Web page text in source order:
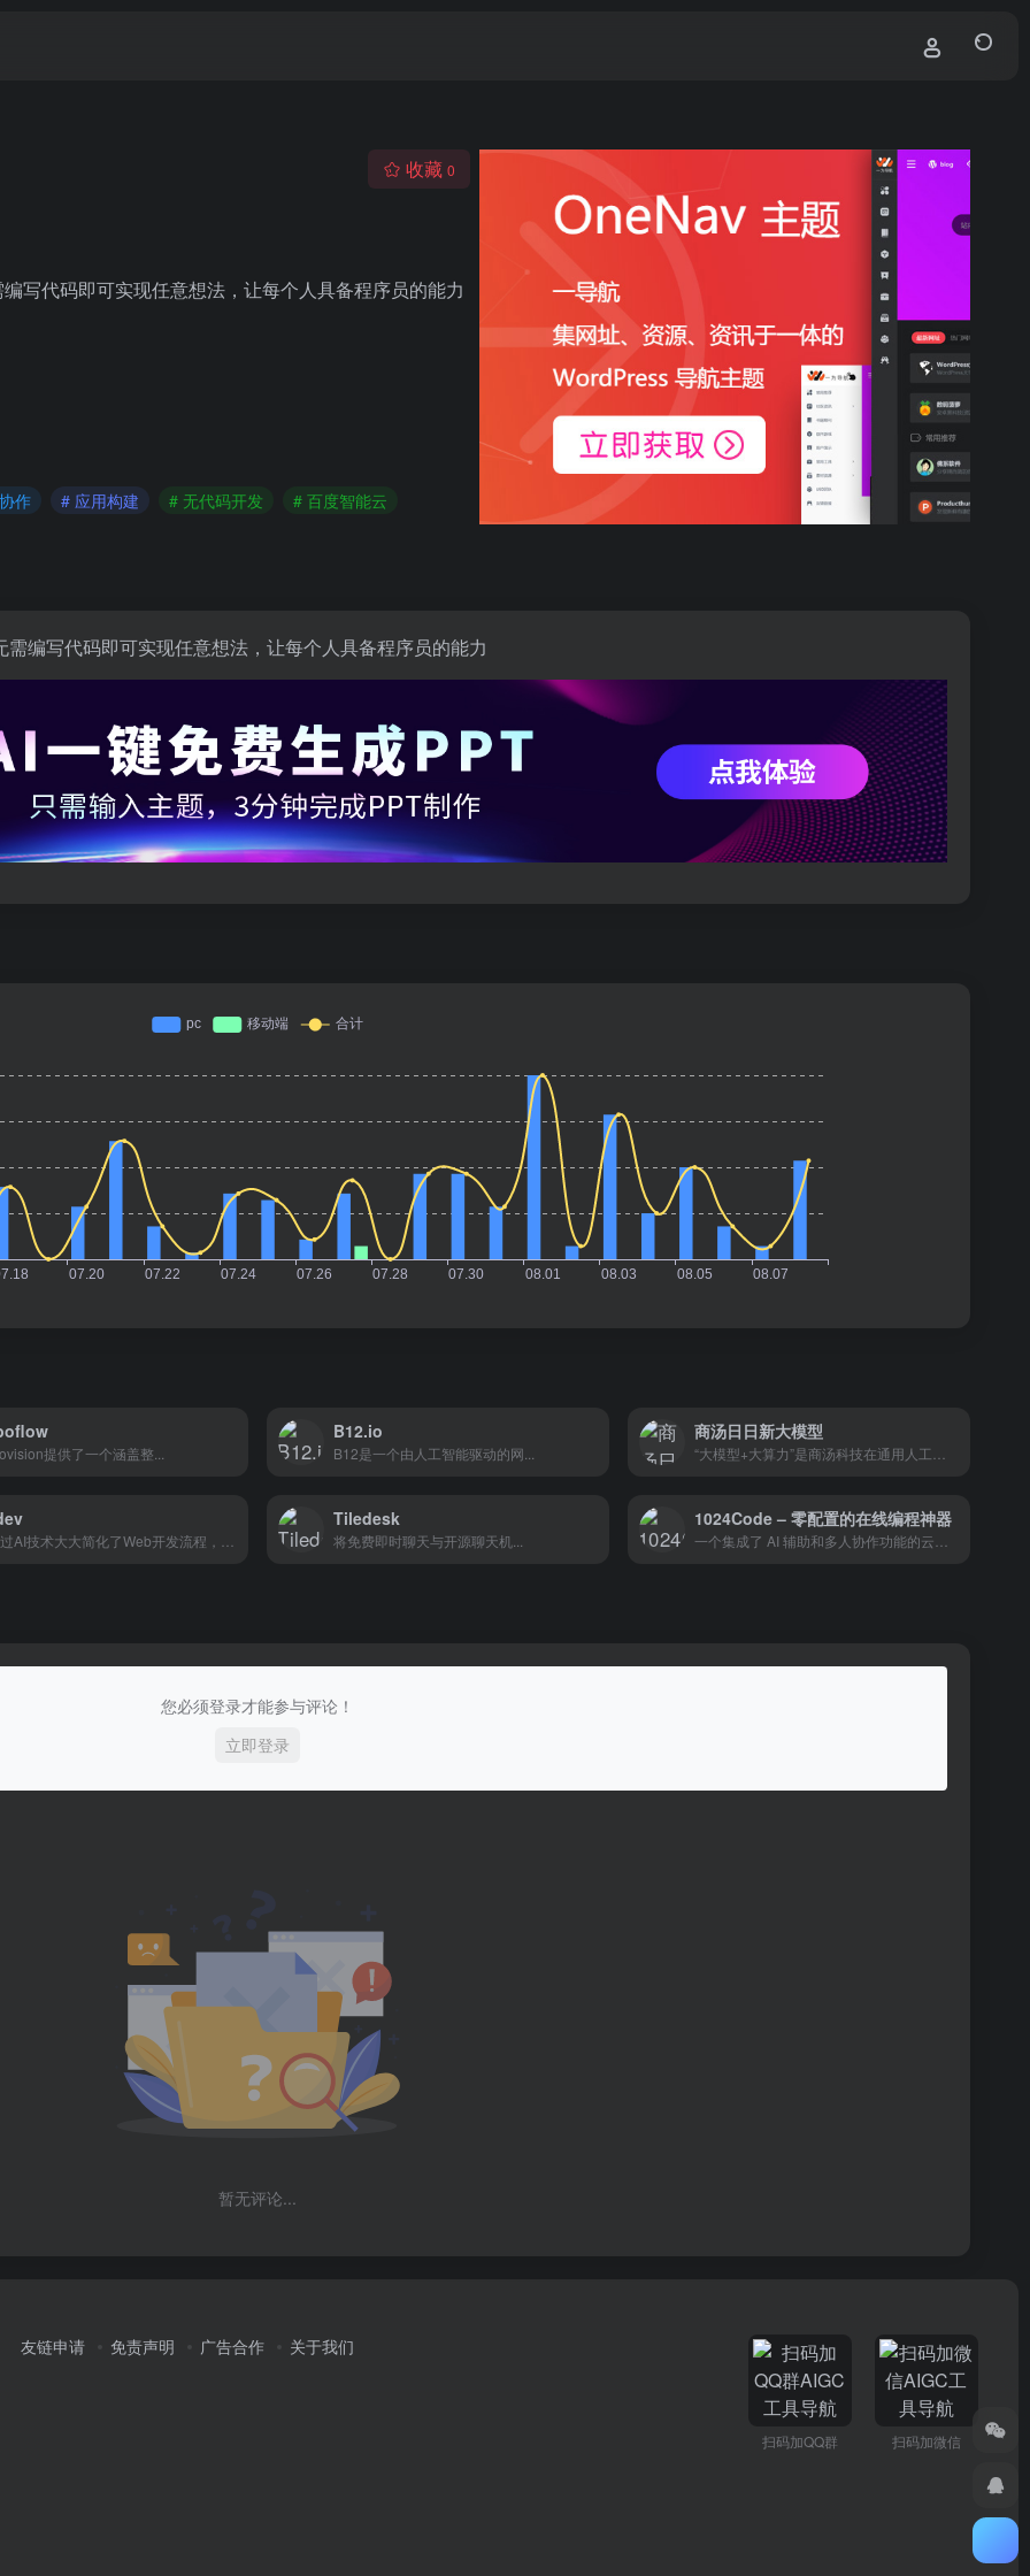
收藏0
写代码即可实现任意想法，让每个人具备程序员的能力
作 # 应用构建 # 无代码开发 # 百度智能云
编写代码即可实现任意想法，让每个人具备程序员的能力
提供了一个涵盖整...
B12.io
B12是一个由人工智能驱动的网...
商汤日日新大模型
Tiledesk
将免费即时聊天与开源聊天机...
1024Code – 零配置的在线编程神器
您必须登录才能参与评论！
立即登录
暂无评论...
友链申请 免责声明 广告合作 关于我们
扫码加QQ群 扫码加微信